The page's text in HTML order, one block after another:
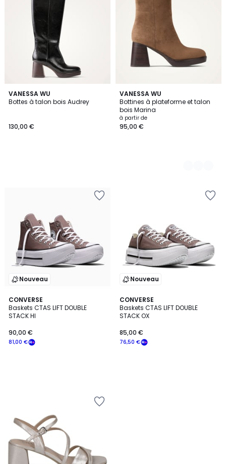
VANESSA WU
Bottes à talon bois Audrey
130,00 €
VANESSA WU
Bottines à plateforme et talon
bois Marina
à partir de
95,00 €
2
Couleurs
Nouveau
CONVERSE
Baskets CTAS LIFT DOUBLE
STACK HI
81,00 €
90,00 €
Nouveau
CONVERSE
Baskets CTAS LIFT DOUBLE
STACK OX
76,50 €
85,00 €